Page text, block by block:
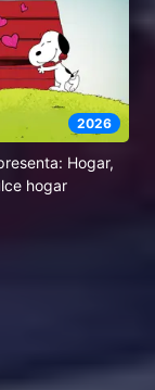
2026
Hogar,
hogar